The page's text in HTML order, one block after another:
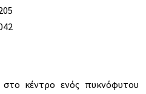
κέντρο ενός πυκνόφυτου